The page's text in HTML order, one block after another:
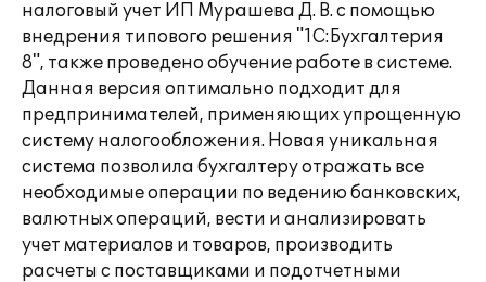
налоговый учет ИП Мурашева Д. В. с помощью
внедрения типового решения "1С:Бухгалтерия
8", также проведено обучение работе в системе.
Данная версия оптимально подходит для
предпринимателей, применяющих упрощенную
систему налогообложения. Новая уникальная
система позволила бухгалтеру отражать все
необходимые операции по ведению банковских,
валютных операций, вести и анализировать
учет материалов и товаров, производить
расчеты с поставщиками и подотчетными